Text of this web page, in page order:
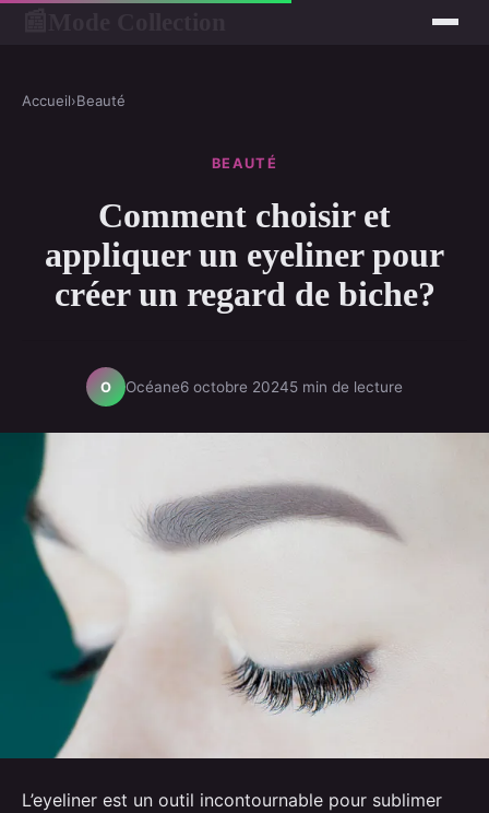
Accueil›Beauté
BEAUTÉ
Comment choisir et
appliquer un eyeliner pour
créer un regard de biche?
O Océane6 octobre 20245 min de lecture
L’eyeliner est un outil incontournable pour sublimer